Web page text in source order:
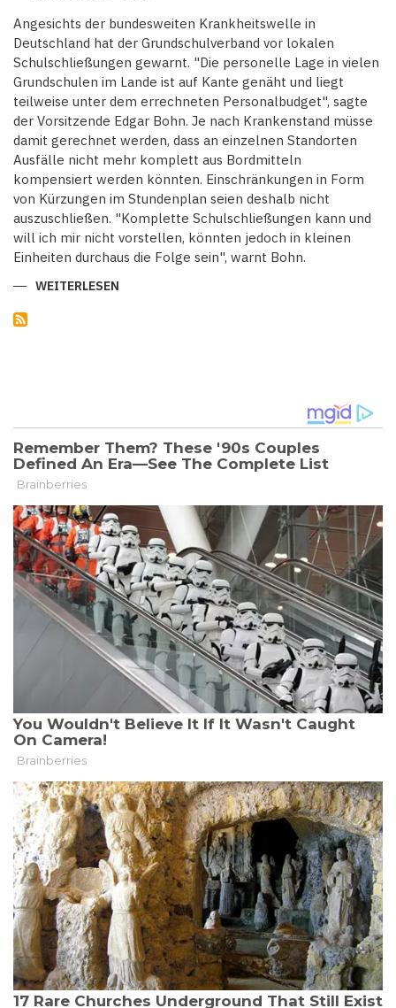
Angesichts der bundesweiten Krankheitswelle in
Deutschland hat der Grundschulverband vor lokalen
Schulschließungen gewarnt. "Die personelle Lage in vielen
Grundschulen im Lande ist auf Kante genäht und liegt
teilweise unter dem errechneten Personalbudget", sagte
der Vorsitzende Edgar Bohn. Je nach Krankenstand müsse
damit gerechnet werden, dass an einzelnen Standorten
Ausfälle nicht mehr komplett aus Bordmitteln
kompensiert werden könnten. Einschränkungen in Form
von Kürzungen im Stundenplan seien deshalb nicht
auszuschließen. "Komplette Schulschließungen kann und
will ich mir nicht vorstellen, könnten jedoch in kleinen
Einheiten durchaus die Folge sein", warnt Bohn.
WEITERLESEN